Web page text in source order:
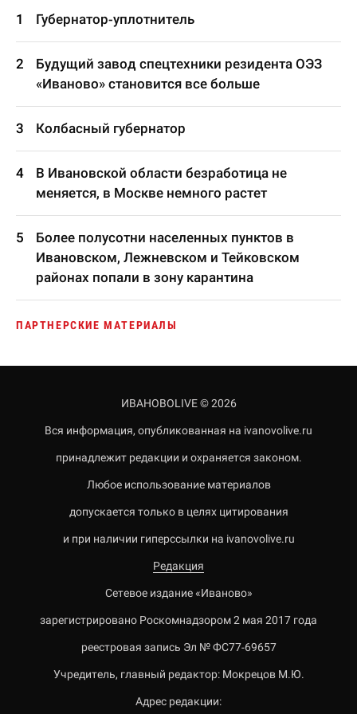
Губернатор-уплотнитель
Будущий завод спецтехники резидента ОЭЗ
«Иваново» становится все больше
Колбасный губернатор
В Ивановской области безработица не
меняется, в Москве немного растет
Более полусотни населенных пунктов в
Ивановском, Лежневском и Тейковском
районах попали в зону карантина
ПАРТНЕРСКИЕ МАТЕРИАЛЫ
ИВАНОВОLIVE © 2026
Вся информация, опубликованная на ivanovolive.ru
принадлежит редакции и охраняется законом.
Любое использование материалов
допускается только в целях цитирования
и при наличии гиперссылки на ivanovolive.ru
Редакция
Сетевое издание «Иваново»
зарегистрировано Роскомнадзором 2 мая 2017 года
реестровая запись Эл № ФС77-69657
Учредитель, главный редактор: Мокрецов М.Ю.
Адрес редакции: